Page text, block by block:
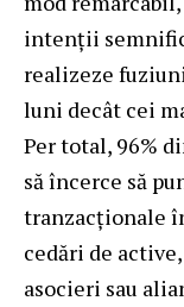
intenții
realizeze
luni decât cei
Per total, 96%
să încerce să
tranzacționale
cedări de
asocieri sau